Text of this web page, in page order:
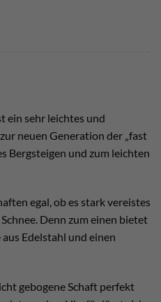
ein sehr leichtes und
neuen Generation der „fast
Bergsteigen und zum leichten
egal, ob es stark vereistes
Denn zum einen bietet
Edelstahl und einen
gebogene Schaft perfekt